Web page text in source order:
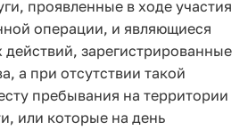
проявленные в ходе участия
операции, и являющиеся
зарегистрированные
а при отсутствии такой
пребывания на территории
или которые на день